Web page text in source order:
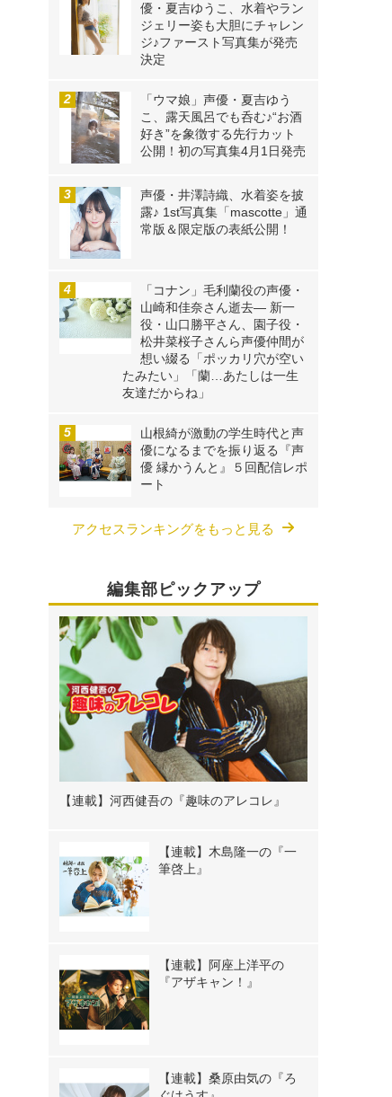
優・夏吉ゆうこ、水着やラン
ジェリー姿も大胆にチャレン
ジ♪ファースト写真集が発売
決定
「ウマ娘」声優・夏吉ゆう
こ、露天風呂でも呑む♪“お酒
好き”を象徴する先行カット
公開！初の写真集4月1日発売
声優・井澤詩織、水着姿を披
露♪ 1st写真集「mascotte」通
常版＆限定版の表紙公開！
「コナン」毛利蘭役の声優・
山崎和佳奈さん逝去― 新一
役・山口勝平さん、園子役・
松井菜桜子さんら声優仲間が
想い綴る「ポッカリ穴が空い
たみたい」「蘭…あたしは一生
友達だからね」
山根綺が激動の学生時代と声
優になるまでを振り返る『声
優 縁かうんと』５回配信レポ
ート
アクセスランキングをもっと見る
編集部ピックアップ
【連載】河西健吾の『趣味のアレコレ』
【連載】木島隆一の『一
筆啓上』
【連載】阿座上洋平の
『アザキャン！』
【連載】桑原由気の『ろ